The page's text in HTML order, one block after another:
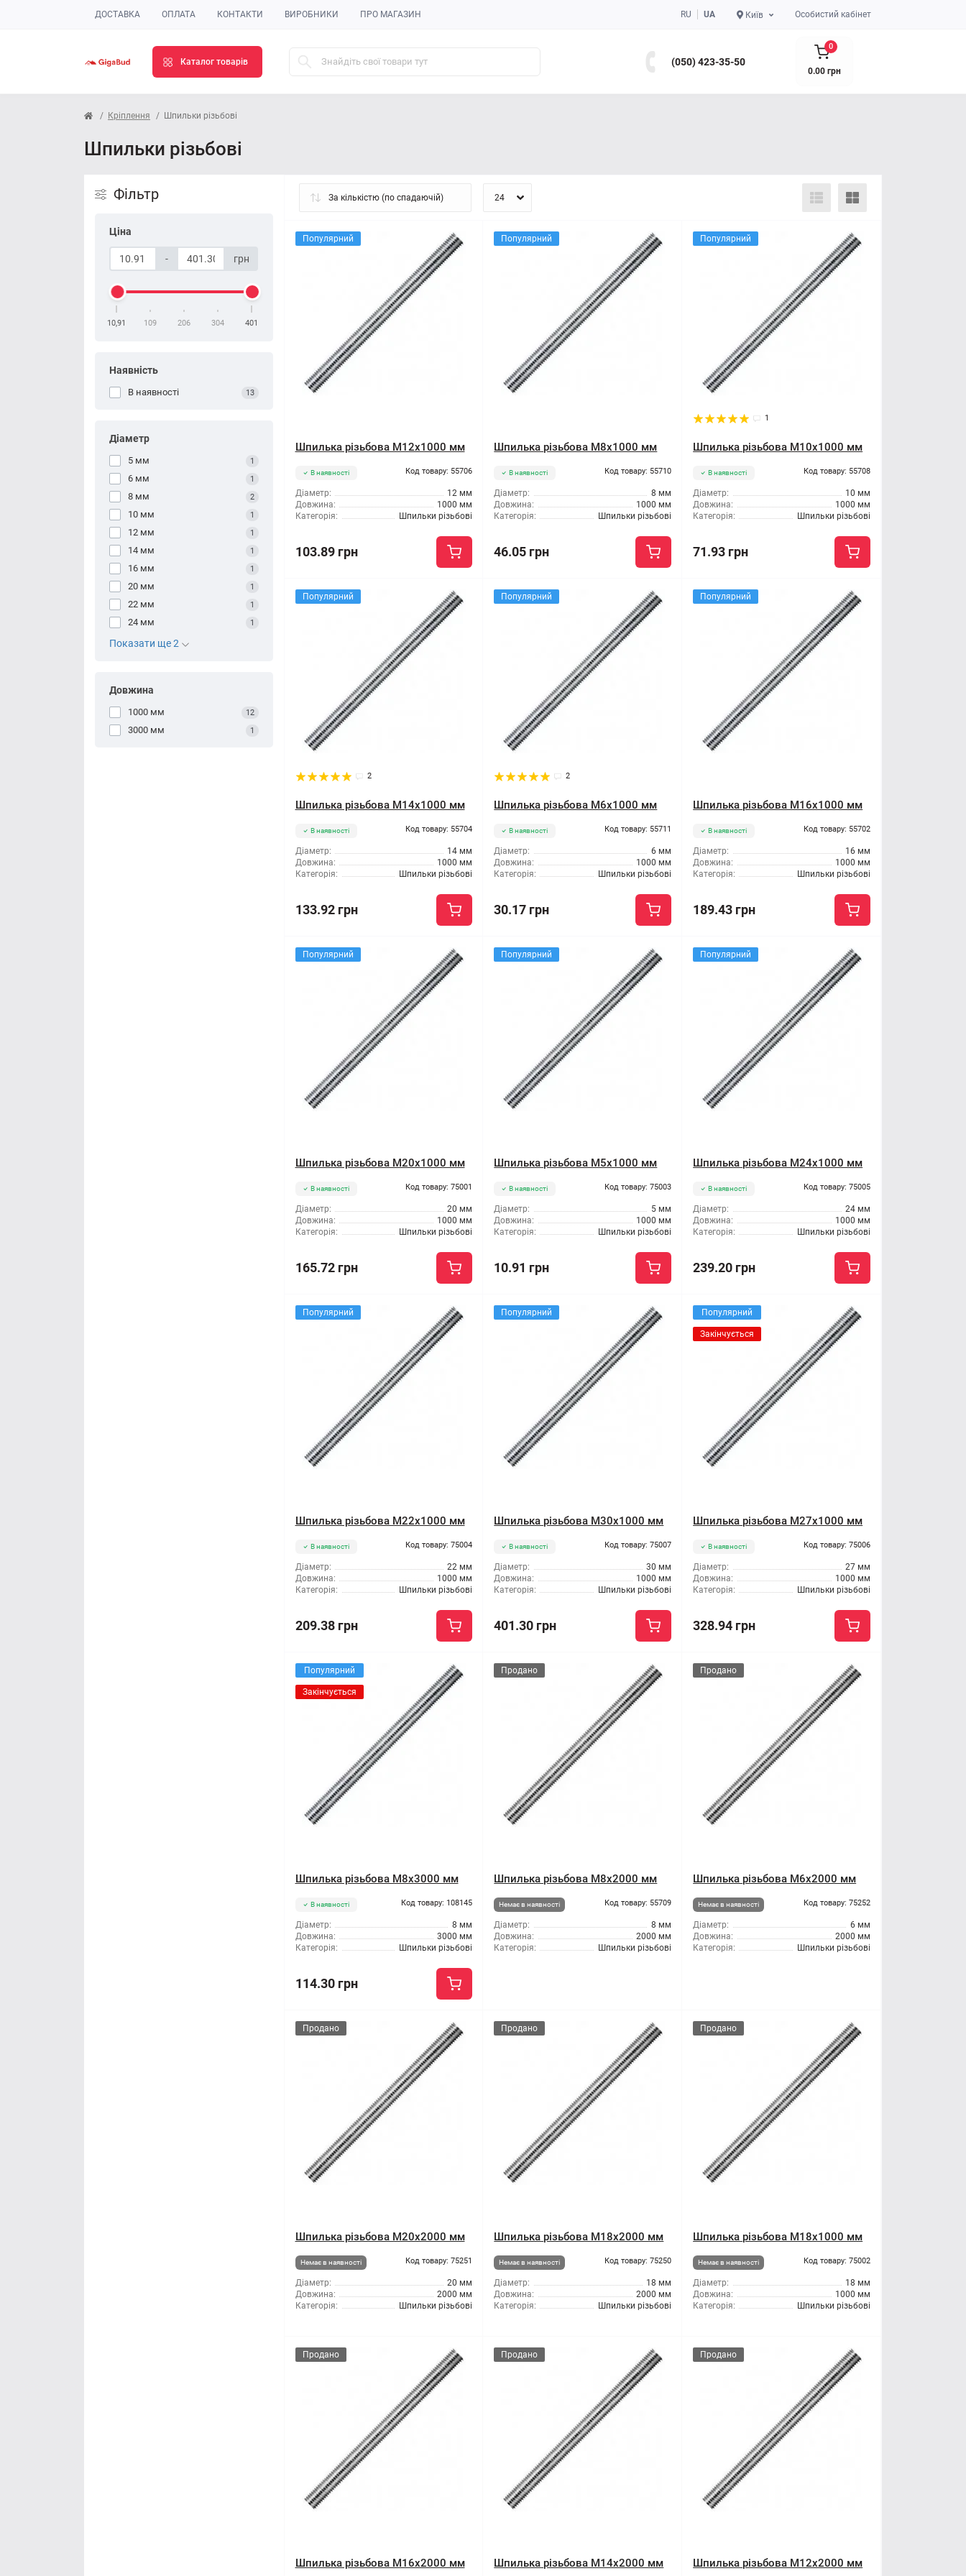
ДОСТАВКА ОПЛАТА КОНТАКТИ ВИРОБНИКИ ПРО МАГАЗИН RU UA Київ Особистий кабінет
Каталог товарів (050) 423-35-50
0
0.00 грн
Кріплення Шпильки різьбові
Шпильки різьбові
Фільтр
Ціна
- грн
10,91 109 206 304 401
Наявність
В наявності 13
Діаметр
5 мм 1
6 мм 1
8 мм 2
10 мм 1
12 мм 1
14 мм 1
16 мм 1
20 мм 1
22 мм 1
24 мм 1
Показати ще 2
Довжина
1000 мм 12
3000 мм 1
Популярний
Шпилька різьбова M12x1000 мм
В наявності Код товару: 55706
Діаметр:
12 мм
Довжина:
1000 мм
Категорія:
Шпильки різьбові
103.89 грн
Популярний
Шпилька різьбова M8x1000 мм
В наявності Код товару: 55710
Діаметр:
8 мм
Довжина:
1000 мм
Категорія:
Шпильки різьбові
46.05 грн
Популярний
1
Шпилька різьбова M10x1000 мм
В наявності Код товару: 55708
Діаметр:
10 мм
Довжина:
1000 мм
Категорія:
Шпильки різьбові
71.93 грн
Популярний
2
Шпилька різьбова M14x1000 мм
В наявності Код товару: 55704
Діаметр:
14 мм
Довжина:
1000 мм
Категорія:
Шпильки різьбові
133.92 грн
Популярний
2
Шпилька різьбова M6x1000 мм
В наявності Код товару: 55711
Діаметр:
6 мм
Довжина:
1000 мм
Категорія:
Шпильки різьбові
30.17 грн
Популярний
Шпилька різьбова M16x1000 мм
В наявності Код товару: 55702
Діаметр:
16 мм
Довжина:
1000 мм
Категорія:
Шпильки різьбові
189.43 грн
Популярний
Шпилька різьбова M20x1000 мм
В наявності Код товару: 75001
Діаметр:
20 мм
Довжина:
1000 мм
Категорія:
Шпильки різьбові
165.72 грн
Популярний
Шпилька різьбова M5x1000 мм
В наявності Код товару: 75003
Діаметр:
5 мм
Довжина:
1000 мм
Категорія:
Шпильки різьбові
10.91 грн
Популярний
Шпилька різьбова M24x1000 мм
В наявності Код товару: 75005
Діаметр:
24 мм
Довжина:
1000 мм
Категорія:
Шпильки різьбові
239.20 грн
Популярний
Шпилька різьбова M22x1000 мм
В наявності Код товару: 75004
Діаметр:
22 мм
Довжина:
1000 мм
Категорія:
Шпильки різьбові
209.38 грн
Популярний
Шпилька різьбова M30x1000 мм
В наявності Код товару: 75007
Діаметр:
30 мм
Довжина:
1000 мм
Категорія:
Шпильки різьбові
401.30 грн
Популярний
Закінчується
Шпилька різьбова M27x1000 мм
В наявності Код товару: 75006
Діаметр:
27 мм
Довжина:
1000 мм
Категорія:
Шпильки різьбові
328.94 грн
Популярний
Закінчується
Шпилька різьбова M8x3000 мм
В наявності Код товару: 108145
Діаметр:
8 мм
Довжина:
3000 мм
Категорія:
Шпильки різьбові
114.30 грн
Продано
Шпилька різьбова M8x2000 мм
Немає в наявності Код товару: 55709
Діаметр:
8 мм
Довжина:
2000 мм
Категорія:
Шпильки різьбові
Продано
Шпилька різьбова M6x2000 мм
Немає в наявності Код товару: 75252
Діаметр:
6 мм
Довжина:
2000 мм
Категорія:
Шпильки різьбові
Продано
Шпилька різьбова M20x2000 мм
Немає в наявності Код товару: 75251
Діаметр:
20 мм
Довжина:
2000 мм
Категорія:
Шпильки різьбові
Продано
Шпилька різьбова M18x2000 мм
Немає в наявності Код товару: 75250
Діаметр:
18 мм
Довжина:
2000 мм
Категорія:
Шпильки різьбові
Продано
Шпилька різьбова M18x1000 мм
Немає в наявності Код товару: 75002
Діаметр:
18 мм
Довжина:
1000 мм
Категорія:
Шпильки різьбові
Продано
Шпилька різьбова M16x2000 мм
Продано
Шпилька різьбова M14x2000 мм
Продано
Шпилька різьбова M12x2000 мм